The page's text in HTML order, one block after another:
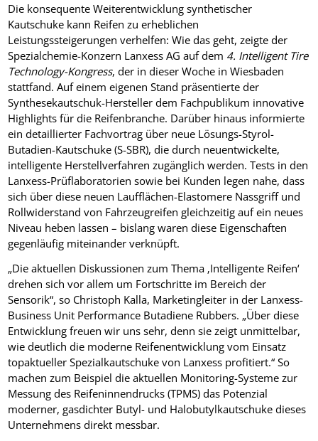
Die konsequente Weiterentwicklung synthetischer
Kautschuke kann Reifen zu erheblichen
Leistungssteigerungen verhelfen: Wie das geht, zeigte der
Spezialchemie-Konzern Lanxess AG auf dem 4. Intelligent Tire
Technology-Kongress, der in dieser Woche in Wiesbaden
stattfand. Auf einem eigenen Stand präsentierte der
Synthesekautschuk-Hersteller dem Fachpublikum innovative
Highlights für die Reifenbranche. Darüber hinaus informierte
ein detaillierter Fachvortrag über neue Lösungs-Styrol-
Butadien-Kautschuke (S-SBR), die durch neuentwickelte,
intelligente Herstellverfahren zugänglich werden. Tests in den
Lanxess-Prüflaboratorien sowie bei Kunden legen nahe, dass
sich über diese neuen Laufflächen-Elastomere Nassgriff und
Rollwiderstand von Fahrzeugreifen gleichzeitig auf ein neues
Niveau heben lassen – bislang waren diese Eigenschaften
gegenläufig miteinander verknüpft.
„Die aktuellen Diskussionen zum Thema ‚Intelligente Reifen‘
drehen sich vor allem um Fortschritte im Bereich der
Sensorik“, so Christoph Kalla, Marketingleiter in der Lanxess-
Business Unit Performance Butadiene Rubbers. „Über diese
Entwicklung freuen wir uns sehr, denn sie zeigt unmittelbar,
wie deutlich die moderne Reifenentwicklung vom Einsatz
topaktueller Spezialkautschuke von Lanxess profitiert.“ So
machen zum Beispiel die aktuellen Monitoring-Systeme zur
Messung des Reifeninnendrucks (TPMS) das Potenzial
moderner, gasdichter Butyl- und Halobutylkautschuke dieses
Unternehmens direkt messbar.